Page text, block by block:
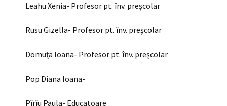
Leahu Xenia- Profesor pt. înv. preşcolar
Rusu Gizella- Profesor pt. înv. preşcolar
Domuţa Ioana- Profesor pt. înv. preşcolar
Pop Diana Ioana-
Pîrîu Paula- Educatoare